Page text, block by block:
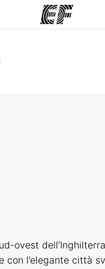
ovest
con l’elegante città